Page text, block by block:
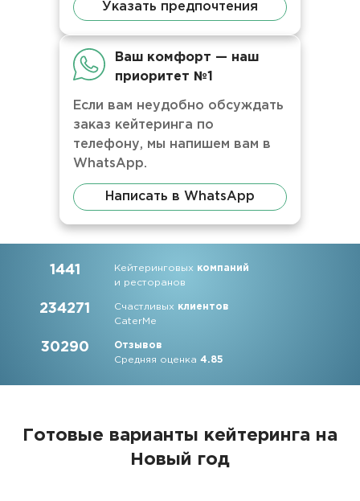
Указать предпочтения
Ваш комфорт — наш
приоритет №1
Если вам неудобно обсуждать
заказ кейтеринга по
телефону, мы напишем вам в
WhatsApp.
Написать в WhatsApp
1441 Кейтеринговых компаний
и ресторанов
234271 Счастливых клиентов
CaterMe
30290
Отзывов
Средняя оценка4.85
Готовые варианты кейтеринга на
Новый год